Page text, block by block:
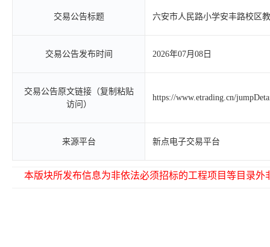
交易公告标题 六安市人民路小学安丰路校区
交易公告发布时间 2026年07月08日
交易公告原文链接（复制粘贴
访问）
https://www.etrading.cn/
来源平台 新点电子交易平台
本版块所发布信息为非依法必须招标的工程项目等目录